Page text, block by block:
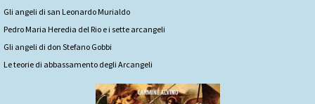
Gli angeli di san Leonardo Murialdo
Pedro Maria Heredia del Rio e i sette arcangeli
Gli angeli di don Stefano Gobbi
Le teorie di abbassamento degli Arcangeli